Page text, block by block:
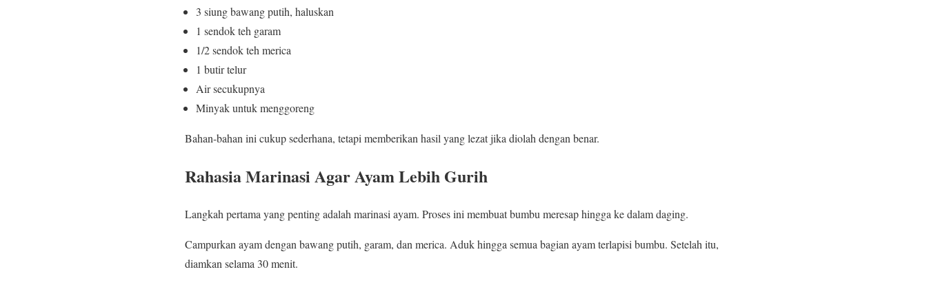
3 siung bawang putih, haluskan
1 sendok teh garam
1/2 sendok teh merica
1 butir telur
Air secukupnya
Minyak untuk menggoreng
Bahan-bahan ini cukup sederhana, tetapi memberikan hasil yang lezat jika diolah dengan benar.
Rahasia Marinasi Agar Ayam Lebih Gurih
Langkah pertama yang penting adalah marinasi ayam. Proses ini membuat bumbu meresap hingga ke dalam daging.
Campurkan ayam dengan bawang putih, garam, dan merica. Aduk hingga semua bagian ayam terlapisi bumbu. Setelah itu,
diamkan selama 30 menit.